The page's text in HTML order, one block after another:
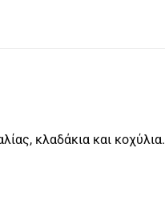
κλαδάκια και κοχύλια.